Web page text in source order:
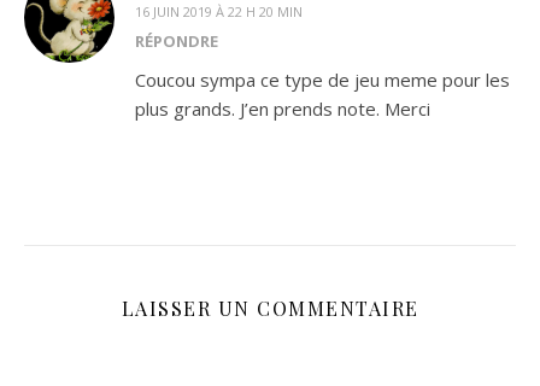
16 JUIN 2019 À 22 H 20 MIN
RÉPONDRE
Coucou sympa ce type de jeu meme pour les
plus grands. J’en prends note. Merci
LAISSER UN COMMENTAIRE